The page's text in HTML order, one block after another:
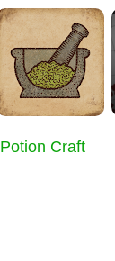
Potion Craft